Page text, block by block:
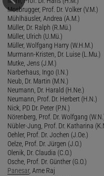
Mosbrugger, Prof. Dr. Volker (V.M.)
Mühlhäusler, Andrea (A.M.)
Müller, Dr. Ralph (R.Mü.)
Müller, Ulrich (U.Mü.)
Müller, Wolfgang Harry (W.H.M.)
Murmann-Kristen, Dr. Luise (L.Mu.)
Mutke, Jens (J.M.)
Narberhaus, Ingo (I.N.)
Neub, Dr. Martin (M.N.)
Neumann, Dr. Harald (H.Ne.)
Neumann, Prof. Dr. Herbert (H.N.)
Nick, PD Dr. Peter (P.N.)
Nörenberg, Prof. Dr. Wolfgang
Nübler-Jung, Prof. Dr. Katharina
Oehler, Prof. Dr. Jochen (J.Oe.)
Oelze, Prof. Dr. Jürgen (J.O.)
Olenik, Dr. Claudia (C.O.)
Osche, Prof. Dr. Günther (G.O.)
Panesar, Arne Raj